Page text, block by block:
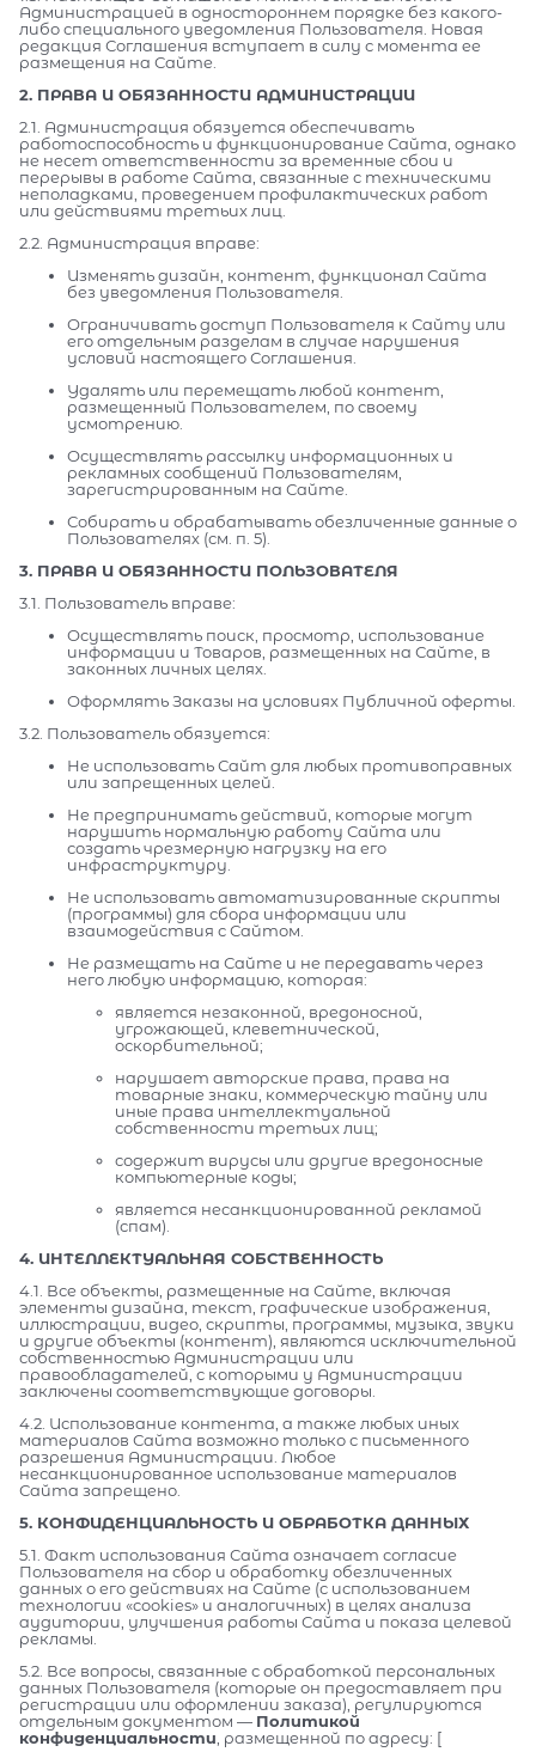
Администрацией в одностороннем порядке без какого-
либо специального уведомления Пользователя. Новая
редакция Соглашения вступает в силу с момента ее
размещения на Сайте.
2. ПРАВА И ОБЯЗАННОСТИ АДМИНИСТРАЦИИ
2.1. Администрация обязуется обеспечивать
работоспособность и функционирование Сайта, однако
не несет ответственности за временные сбои и
перерывы в работе Сайта, связанные с техническими
неполадками, проведением профилактических работ
или действиями третьих лиц.
2.2. Администрация вправе:
Изменять дизайн, контент, функционал Сайта
без уведомления Пользователя.
Ограничивать доступ Пользователя к Сайту или
его отдельным разделам в случае нарушения
условий настоящего Соглашения.
Удалять или перемещать любой контент,
размещенный Пользователем, по своему
усмотрению.
Осуществлять рассылку информационных и
рекламных сообщений Пользователям,
зарегистрированным на Сайте.
Собирать и обрабатывать обезличенные данные о
Пользователях (см. п. 5).
3. ПРАВА И ОБЯЗАННОСТИ ПОЛЬЗОВАТЕЛЯ
3.1. Пользователь вправе:
Осуществлять поиск, просмотр, использование
информации и Товаров, размещенных на Сайте, в
законных личных целях.
Оформлять Заказы на условиях Публичной оферты.
3.2. Пользователь обязуется:
Не использовать Сайт для любых противоправных
или запрещенных целей.
Не предпринимать действий, которые могут
нарушить нормальную работу Сайта или
создать чрезмерную нагрузку на его
инфраструктуру.
Не использовать автоматизированные скрипты
(программы) для сбора информации или
взаимодействия с Сайтом.
Не размещать на Сайте и не передавать через
него любую информацию, которая:
является незаконной, вредоносной,
угрожающей, клеветнической,
оскорбительной;
нарушает авторские права, права на
товарные знаки, коммерческую тайну или
иные права интеллектуальной
собственности третьих лиц;
содержит вирусы или другие вредоносные
компьютерные коды;
является несанкционированной рекламой
(спам).
4. ИНТЕЛЛЕКТУАЛЬНАЯ СОБСТВЕННОСТЬ
4.1. Все объекты, размещенные на Сайте, включая
элементы дизайна, текст, графические изображения,
иллюстрации, видео, скрипты, программы, музыка, звуки
и другие объекты (контент), являются исключительной
собственностью Администрации или
правообладателей, с которыми у Администрации
заключены соответствующие договоры.
4.2. Использование контента, а также любых иных
материалов Сайта возможно только с письменного
разрешения Администрации. Любое
несанкционированное использование материалов
Сайта запрещено.
5. КОНФИДЕНЦИАЛЬНОСТЬ И ОБРАБОТКА ДАННЫХ
5.1. Факт использования Сайта означает согласие
Пользователя на сбор и обработку обезличенных
данных о его действиях на Сайте (с использованием
технологии «cookies» и аналогичных) в целях анализа
аудитории, улучшения работы Сайта и показа целевой
рекламы.
5.2. Все вопросы, связанные с обработкой персональных
данных Пользователя (которые он предоставляет при
регистрации или оформлении заказа), регулируются
отдельным документом — Политикой
конфиденциальности , размещенной по адресу: [